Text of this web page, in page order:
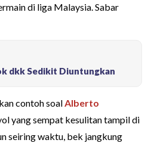
di liga Malaysia. Sabar
dkk Sedikit Diuntungkan
contoh soalAlberto
yang sempat kesulitan tampil di
seiring waktu, bek jangkung